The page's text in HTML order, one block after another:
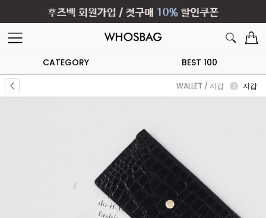
CATEGORY BEST 100
WALLET / 지갑 지갑